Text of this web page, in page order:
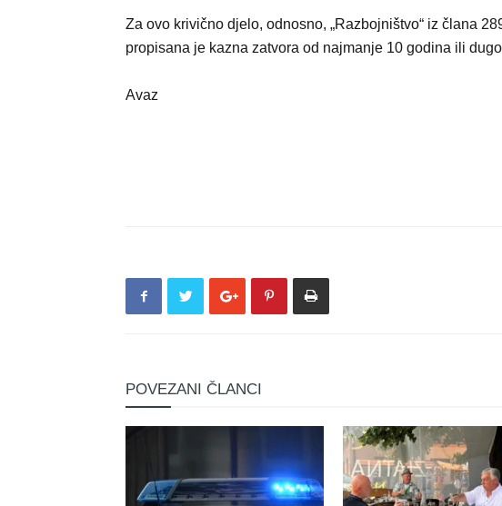
Za ovo krivično djelo, odnosno, „Razbojništvo“ iz člana
propisana je kazna zatvora od najmanje 10 godina ili
Avaz
POVEZANI ČLANCI